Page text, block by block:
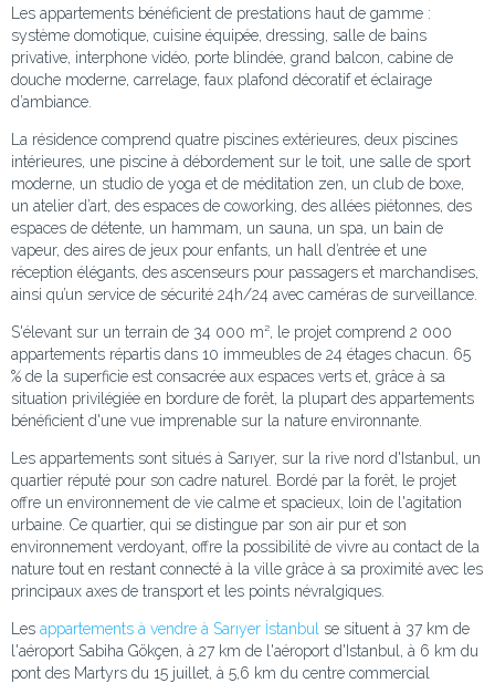
Les appartements bénéficient de prestations haut de gamme :
système domotique, cuisine équipée, dressing, salle de bains
privative, interphone vidéo, porte blindée, grand balcon, cabine de
douche moderne, carrelage, faux plafond décoratif et éclairage
d’ambiance.
La résidence comprend quatre piscines extérieures, deux piscines
intérieures, une piscine à débordement sur le toit, une salle de sport
moderne, un studio de yoga et de méditation zen, un club de boxe,
un atelier d’art, des espaces de coworking, des allées piétonnes, des
espaces de détente, un hammam, un sauna, un spa, un bain de
vapeur, des aires de jeux pour enfants, un hall d’entrée et une
réception élégants, des ascenseurs pour passagers et marchandises,
ainsi qu’un service de sécurité 24h/24 avec caméras de surveillance.
S'élevant sur un terrain de 34 000 m², le projet comprend 2 000
appartements répartis dans 10 immeubles de 24 étages chacun. 65
% de la superficie est consacrée aux espaces verts et, grâce à sa
situation privilégiée en bordure de forêt, la plupart des appartements
bénéficient d'une vue imprenable sur la nature environnante.
Les appartements sont situés à Sarıyer, sur la rive nord d'Istanbul, un
quartier réputé pour son cadre naturel. Bordé par la forêt, le projet
offre un environnement de vie calme et spacieux, loin de l'agitation
urbaine. Ce quartier, qui se distingue par son air pur et son
environnement verdoyant, offre la possibilité de vivre au contact de la
nature tout en restant connecté à la ville grâce à sa proximité avec les
principaux axes de transport et les points névralgiques.
Les appartements à vendre à Sarıyer İstanbul
se situent à 37 km de
l'aéroport Sabiha Gökçen, à 27 km de l'aéroport d'Istanbul, à 6 km du
pont des Martyrs du 15 juillet, à 5,6 km du centre commercial